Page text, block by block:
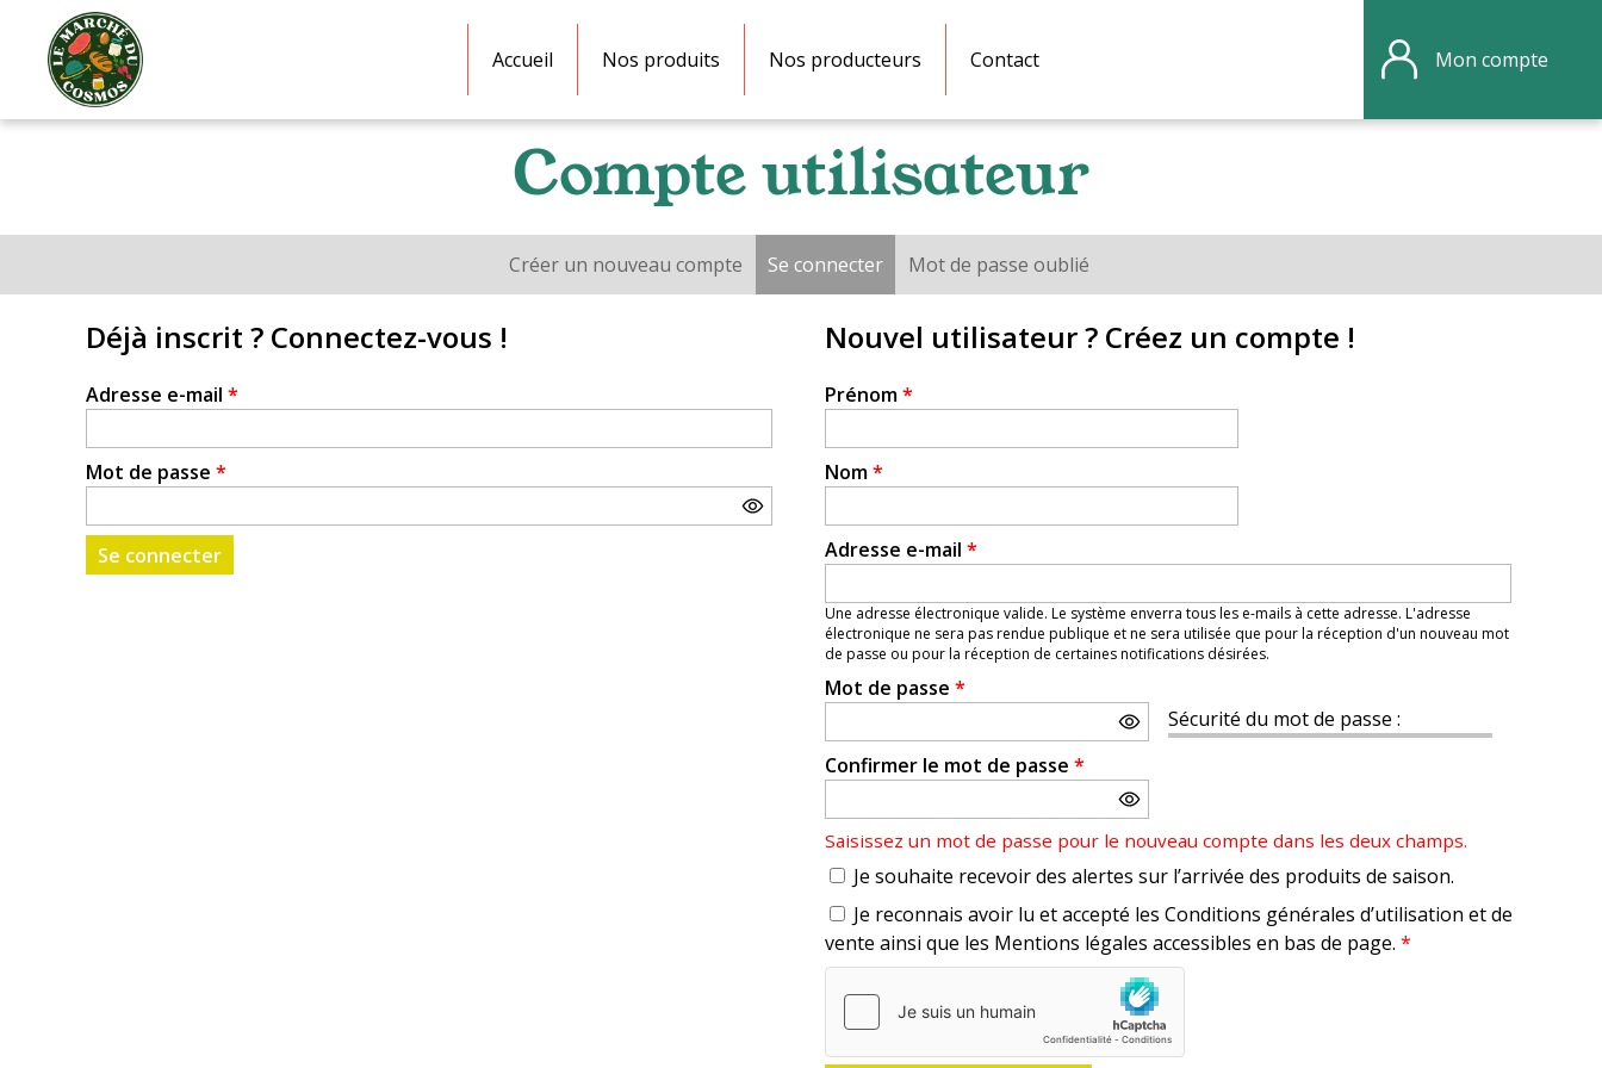
GAEC
Accueil Nos produits Nos producteurs Contact Mon compte
Compte utilisateur
principaux
Créer un nouveau compte Se connecter (onglet actif)
Mot de passe oublié
Déjà inscrit ? Connectez-vous !
Adresse e-mail *
Mot de passe *
Nouvel utilisateur ? Créez un compte !
Prénom*
Nom*
Adresse e-mail *
Une adresse électronique valide. Le système enverra tous les e-mails à cette adresse. L'adresse
électronique ne sera pas rendue publique et ne sera utilisée que pour la réception d'un nouveau mot
de passe ou pour la réception de certaines notifications désirées.
Mot de passe *
Sécurité du mot de passe :
Confirmer le mot de passe *
Saisissez un mot de passe pour le nouveau compte dans les deux champs.
Je souhaite recevoir des alertes sur l’arrivée des produits de saison.
Je reconnais avoir lu et accepté les Conditions générales d’utilisation et de
vente ainsi que les Mentions légales accessibles en bas de page. *